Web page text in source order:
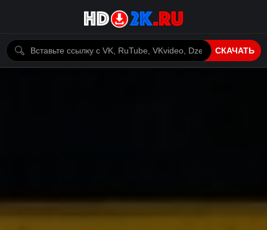
СКАЧАТЬ